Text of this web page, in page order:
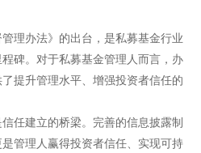
管理办法》的出台，是私募基金行业
碑。对于私募基金管理人而言，办
提升管理水平、增强投资者信任的
任建立的桥梁。完善的信息披露制
管理人赢得投资者信任、实现可持